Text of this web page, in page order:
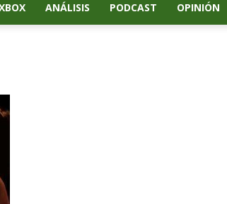
ANÁLISIS PODCAST OPINIÓN